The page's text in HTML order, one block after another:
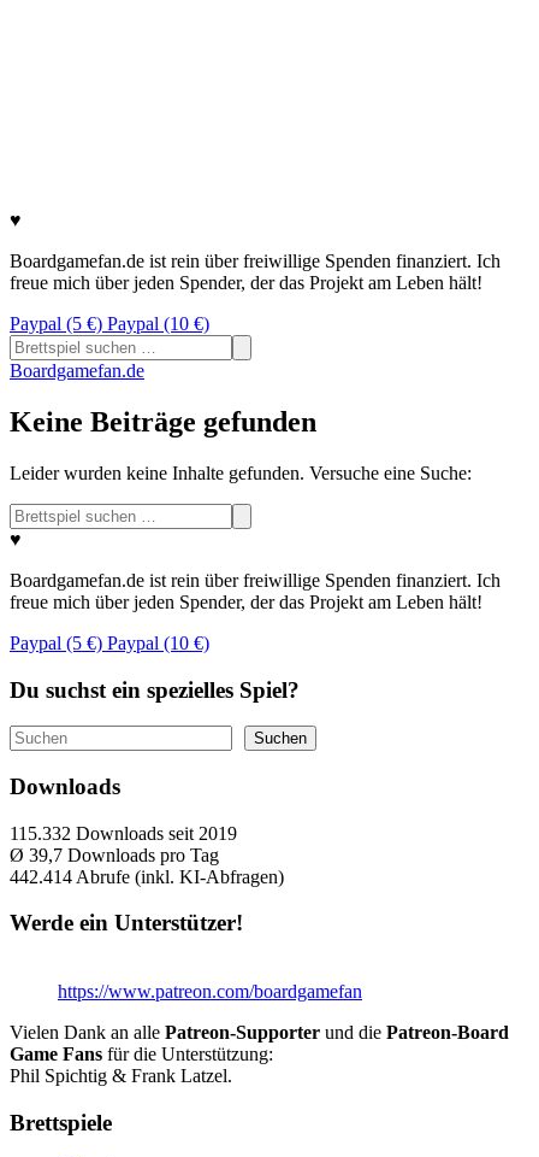
♥
Boardgamefan.de ist rein über freiwillige Spenden finanziert. Ich
freue mich über jeden Spender, der das Projekt am Leben hält!
Paypal (5 €) Paypal (10 €)
Suchen
nach:
Boardgamefan.de
Keine Beiträge gefunden
Leider wurden keine Inhalte gefunden. Versuche eine Suche:
Suchen
nach:
♥
Boardgamefan.de ist rein über freiwillige Spenden finanziert. Ich
freue mich über jeden Spender, der das Projekt am Leben hält!
Paypal (5 €) Paypal (10 €)
Du suchst ein spezielles Spiel?
Suchen Suchen
Downloads
115.332 Downloads seit 2019
Ø 39,7 Downloads pro Tag
442.414 Abrufe (inkl. KI-Abfragen)
Werde ein Unterstützer!
https://www.patreon.com/boardgamefan
Vielen Dank an alle Patreon-Supporter und die Patreon-Board
Game Fans für die Unterstützung:
Phil Spichtig & Frank Latzel.
Brettspiele